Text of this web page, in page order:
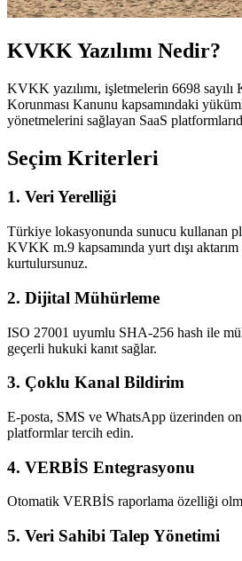
KVKK Yazılımı Nedir?
KVKK yazılımı, işletmelerin 6698 sayılı
Korunması Kanunu kapsamındaki
yönetmelerini sağlayan SaaS
Seçim Kriterleri
1. Veri Yerelliği
Türkiye lokasyonunda sunucu kullanan
KVKK m.9 kapsamında yurt dışı
kurtulursunuz.
2. Dijital Mühürleme
ISO 27001 uyumlu SHA-256 hash ile
geçerli hukuki kanıt sağlar.
3. Çoklu Kanal Bildirim
E-posta, SMS ve WhatsApp üzerinden
platformlar tercih edin.
4. VERBİS Entegrasyonu
Otomatik VERBİS raporlama özelliği
5. Veri Sahibi Talep Yönetimi